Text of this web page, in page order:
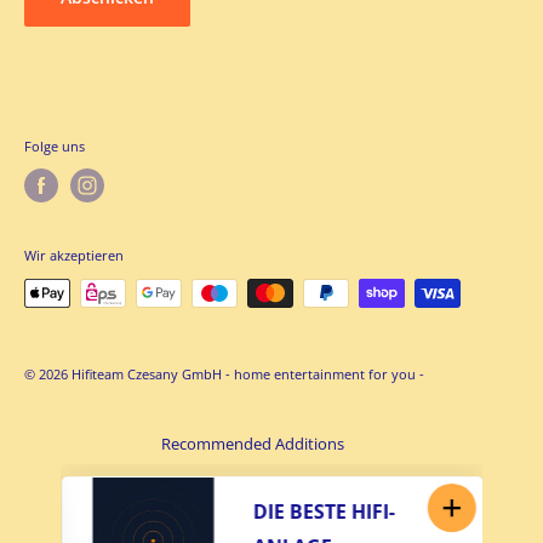
Rückgaberichtlinien
ÜBER UNS
Folge uns
Wir akzeptieren
© 2026 Hifiteam Czesany GmbH - home entertainment for you -
Recommended Additions
DIE BESTE HIFI-